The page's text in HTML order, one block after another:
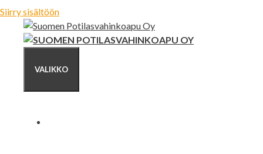
Siirry sisältöön
VALIKKO